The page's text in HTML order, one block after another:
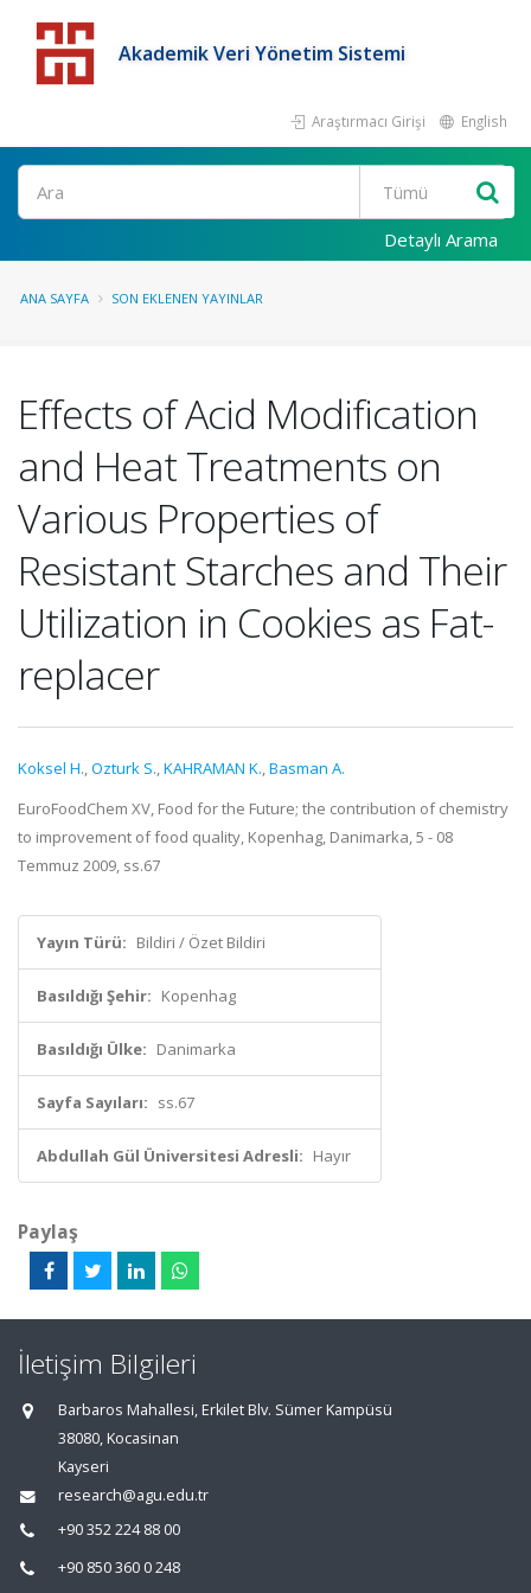
Akademik Veri Yönetim Sistemi
Araştırmacı Girişi English
Detaylı Arama
ANA SAYFA SON EKLENEN YAYINLAR
Effects of Acid Modification
and Heat Treatments on
Various Properties of
Resistant Starches and Their
Utilization in Cookies as Fat-
replacer
Koksel H.,Ozturk S.,KAHRAMAN K.,Basman A.
EuroFoodChem XV, Food for the Future; the contribution of chemistry
to improvement of food quality, Kopenhag, Danimarka, 5 - 08
Temmuz 2009, ss.67
Yayın Türü: Bildiri / Özet Bildiri
Basıldığı Şehir: Kopenhag
Basıldığı Ülke: Danimarka
Sayfa Sayıları: ss.67
Abdullah Gül Üniversitesi Adresli: Hayır
Paylaş
İletişim Bilgileri
Barbaros Mahallesi, Erkilet Blv. Sümer Kampüsü
38080, Kocasinan
Kayseri
research@agu.edu.tr
+90 352 224 88 00
+90 850 360 0 248